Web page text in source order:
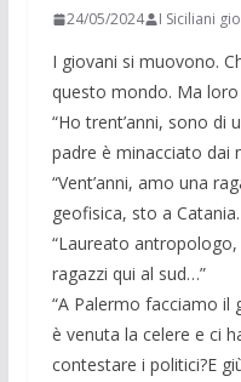
24/05/2024 I Siciliani
I giovani si muovono.
questo mondo. Ma
“Ho trent’anni, sono di
padre è minacciato dai
“Vent’anni, amo una
geofisica, sto a
“Laureato
ragazzi qui al sud…”
“A Palermo facciamo il
è venuta la celere e ci
contestare i politici?E